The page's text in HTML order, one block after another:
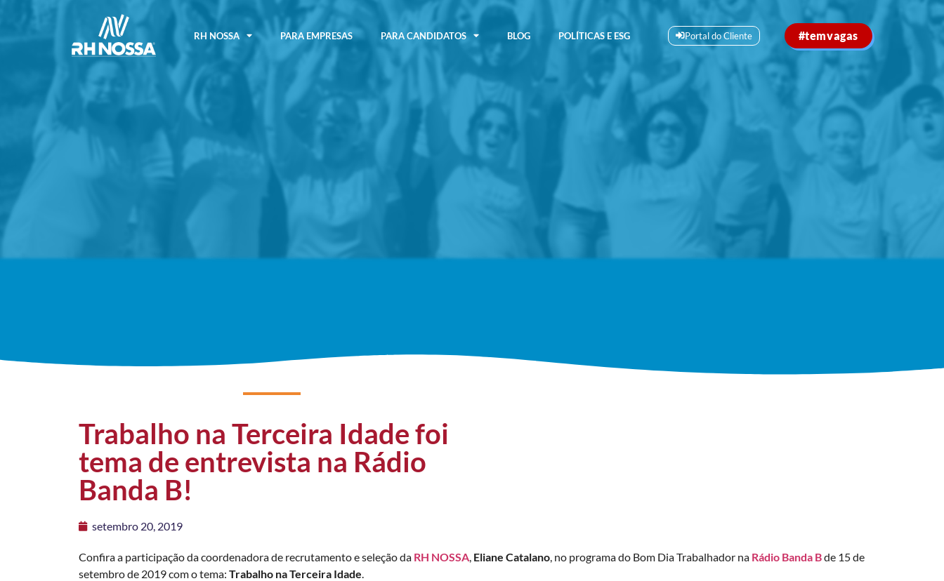
RH NOSSA PARA EMPRESAS PARA CANDIDATOS BLOG POLÍTICAS E ESG Portal do Cliente #temvagas
Trabalho na Terceira Idade foi
tema de entrevista na Rádio
Banda B!
setembro 20, 2019
Confira a participação da coordenadora de recrutamento e seleção da RH NOSSA Eliane Catalano , no programa do Bom Dia Trabalhador na Rádio Banda Bde 15 de
setembro de 2019 com o tema: Trabalho na Terceira Idade